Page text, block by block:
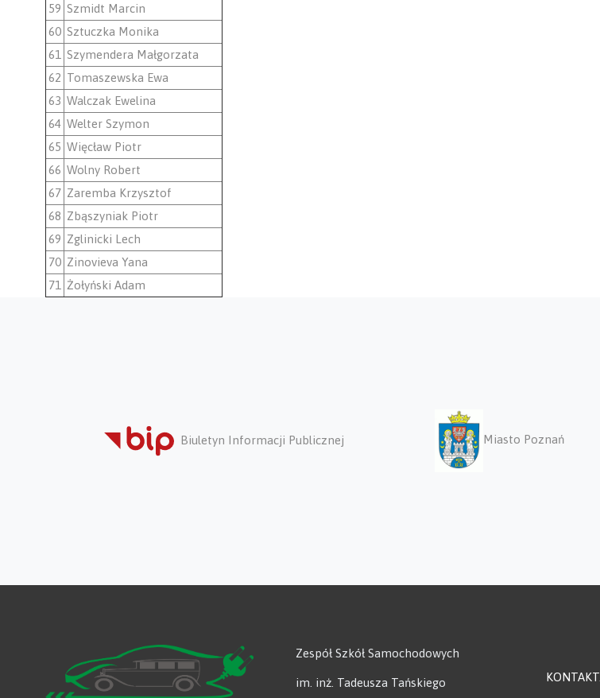
59 Szmidt Marcin
60 Sztuczka Monika
61 Szymendera Małgorzata
62 Tomaszewska Ewa
63 Walczak Ewelina
64 Welter Szymon
65 Więcław Piotr
66 Wolny Robert
67 Zaremba Krzysztof
68 Zbąszyniak Piotr
69 Zglinicki Lech
70 Zinovieva Yana
71
Żołyński Adam
Biuletyn Informacji Publicznej Miasto Poznań
Zespół Szkół Samochodowych
im. inż. Tadeusza Tańskiego KONTAKT